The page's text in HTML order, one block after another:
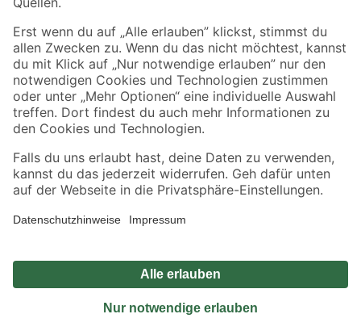
Sicher einkaufen
Jetzt die toom-App herunterladen
Alle Preisangaben in EUR inkl. gesetzl. MwSt.. Die dargestellten Angebote sind unter
Umständen nicht in allen Märkten verfügbar. Die angegebenen Verfügbarkeiten beziehen
Produkte nur solange der Vorrat reicht.
*Paketversand ab 59 € versandkostenfrei, gilt nicht für Artikel mit Speditionsversand, hier
Privatsphäre Impressum
Nutzungsbedingungen
Widerrufsrecht
Vertrag widerrufen